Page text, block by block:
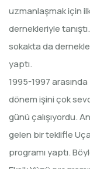
uzmanlaşmak için ilk
dernekleriyle
sokakta da
yaptı.
1995-1997
dönem işini çok
günü çalışıyordu.
gelen bir teklifle
programı yaptı.